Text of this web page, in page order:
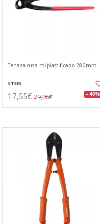
Tenaza rusa m/plastificado 280mm.
STEIN
17,55€ 29,06€ - 40%